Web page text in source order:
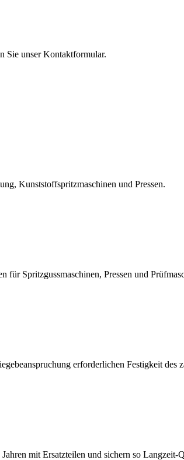
Sie unser Kontaktformular.
Kunststoffspritzmaschinen und Pressen.
Spritzgussmaschinen, Pressen und
erforderlichen Festigkeit des
mit Ersatzteilen und sichern so Langzeit-